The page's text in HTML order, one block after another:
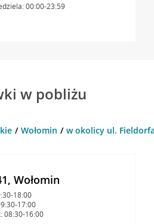
00:00-23:59
w pobliżu
Wołomin w okolicy ul.
Wołomin
18:00
17:00
08:30-16:00